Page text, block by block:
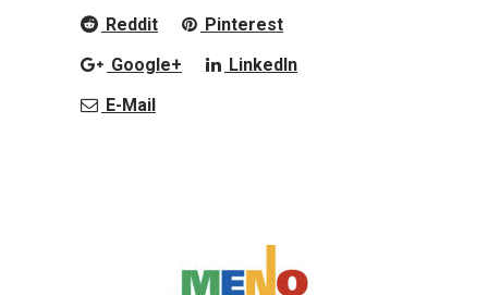
Reddit
Pinterest
Google+
LinkedIn
E-Mail